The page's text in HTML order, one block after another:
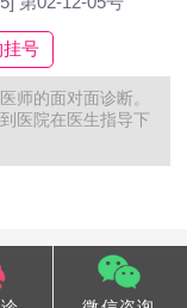
号
师的面对面诊断。
医院在医生指导下